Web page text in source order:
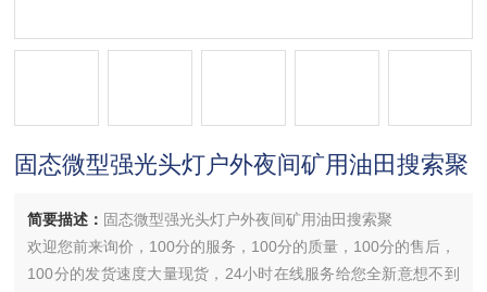
固态微型强光头灯户外夜间矿用油田搜索聚
简要描述： 固态微型强光头灯户外夜间矿用油田搜索聚
欢迎您前来询价，100分的服务，100分的质量，100分的售后，
100分的发货速度大量现货，24小时在线服务给您全新意想不到